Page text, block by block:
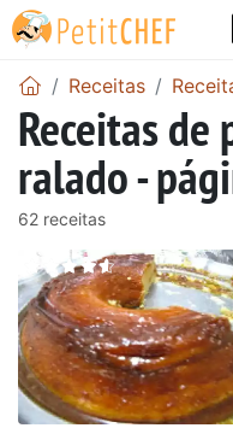
Receitas
Receitas de
ralado -
62 receitas